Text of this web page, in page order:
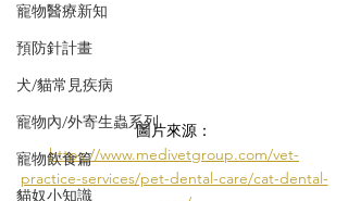
寵物醫療新知
預防針計畫
犬/貓常見疾病
寵物內/外寄生蟲系列
寵物飲食篇
貓奴小知識
圖片來源：
https://www.medivetgroup.com/vet-
practice-services/pet-dental-care/cat-dental-